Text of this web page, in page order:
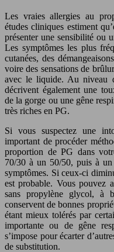
Les vraies allergies au
études cliniques estiment
présenter une sensibilité ou
Les symptômes les plus
cutanées, des
voire des sensations de
avec le liquide. Au niveau
décrivent également une
de la gorge ou une gêne
très riches en PG.
Si vous suspectez une
important de procéder
proportion de PG dans
70/30 à un 50/50, puis à
symptômes. Si ceux-ci
est probable. Vous pouvez
sans propylène glycol, à
conservent de bonnes
étant mieux tolérés par
importante ou de gêne
s’impose pour écarter
de substitution.